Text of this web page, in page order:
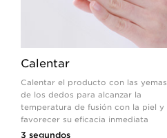
Calentar
Calentar el producto con las yemas
de los dedos para alcanzar la
temperatura de fusión con la piel y
favorecer su eficacia inmediata
3 segundos